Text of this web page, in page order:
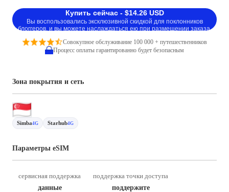
Купить сейчас - $14.26 USD
Вы воспользовались эксклюзивной скидкой для поклонников
блоггеров, и вы можете наслаждаться ею при размещении заказа.
Совокупное обслуживание 100 000 + путешественников
Процесс оплаты гарантированно будет безопасным
Зона покрытия и сеть
Simba4G Starhub4G
Параметры eSIM
сервисная поддержка
данные
поддержка точки доступа
поддержите